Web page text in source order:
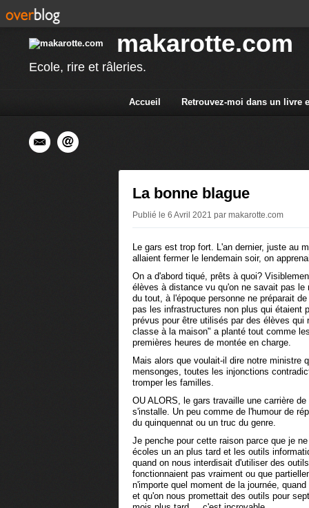
makarotte.com
Ecole, rire et râleries.
Accueil Retrouvez-moi dans un livre
La bonne blague
Publié le 6 Avril 2021 par makarotte.com
Le gars est trop fort. L'an dernier, juste au
allaient fermer le lendemain soir, on
On a d'abord tiqué, prêts à quoi?
élèves à distance vu qu'on ne savait pas
du tout, à l'époque personne ne préparait
pas les infrastructures non plus qui étaient
prévus pour être utilisés par des élèves
classe à la maison" a planté tout comme
premières heures de montée en charge.
Mais alors que voulait-il dire notre ministre
mensonges, toutes les injonctions
tromper les familles.
OU ALORS, le gars travaille une carrière
s'installe. Un peu comme de l'humour de
du quinquennat ou un truc du genre.
Je penche pour cette raison parce que je
écoles un an plus tard et les outils
quand on nous interdisait d'utiliser des
fonctionnaient pas vraiment ou que
n'importe quel moment de la journée,
et qu'on nous promettait des outils pour